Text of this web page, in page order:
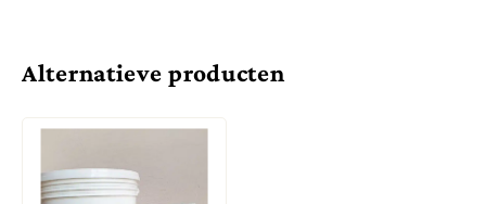
Alternatieve producten